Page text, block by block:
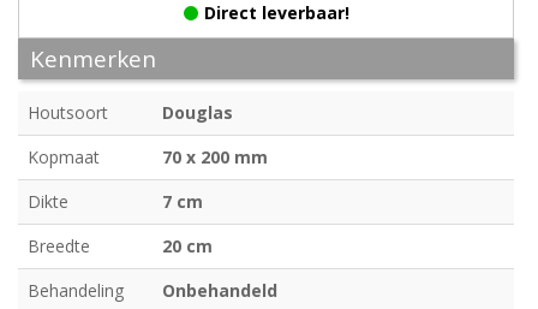
Direct leverbaar!
Kenmerken
Houtsoort
Douglas
Kopmaat
70 x 200 mm
Dikte
7 cm
Breedte
20 cm
Behandeling
Onbehandeld